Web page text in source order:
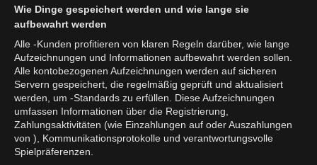
Wie Dinge gespeichert werden und wie lange sie
aufbewahrt werden
Alle -Kunden profitieren von klaren Regeln darüber, wie lange
Aufzeichnungen und Informationen aufbewahrt werden sollen.
Alle kontobezogenen Aufzeichnungen werden auf sicheren
Servern gespeichert, die regelmäßig geprüft und aktualisiert
werden, um -Standards zu erfüllen. Diese Aufzeichnungen
umfassen Informationen über die Registrierung,
Zahlungsaktivitäten (wie Einzahlungen auf oder Auszahlungen
von ), Kommunikationsprotokolle und verantwortungsvolle
Spielpräferenzen.